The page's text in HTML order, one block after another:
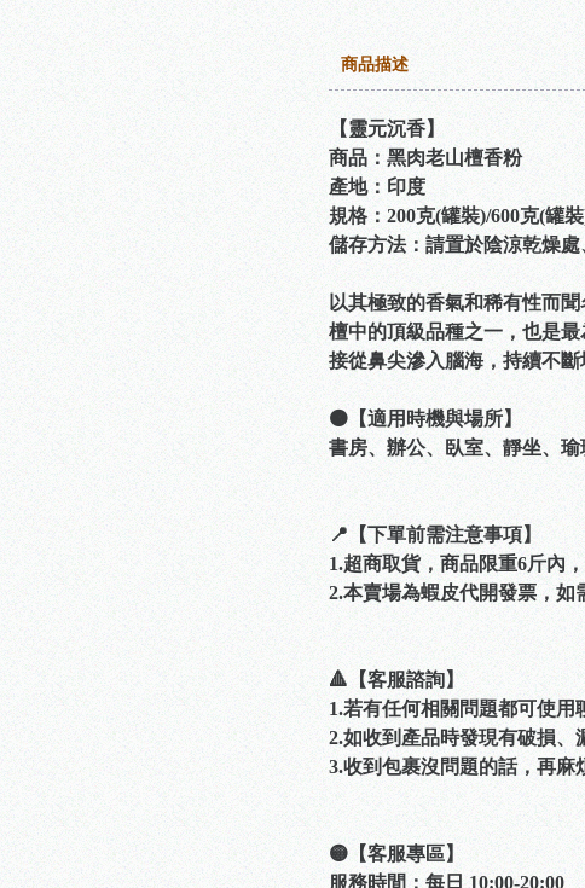
商品描述
【靈元沉香】
商品：黑肉老山檀香粉
產地：印度
規格：200克(罐裝)/600克(罐
儲存方法：請置於陰涼乾燥處
以其極致的香氣和稀有性而
檀中的頂級品種之一，也是
接從鼻尖滲入腦海，持續不
🟠【適用時機與場所】
書房、辦公、臥室、靜坐、瑜
📍【下單前需注意事項】
1.超商取貨，商品限重6斤內
2.本賣場為蝦皮代開發票，如
🔺【客服諮詢】
1.若有任何相關問題都可使用
2.如收到產品時發現有破損、
3.收到包裹沒問題的話，再
🟡【客服專區】
服務時間：每日 10:00-20:00